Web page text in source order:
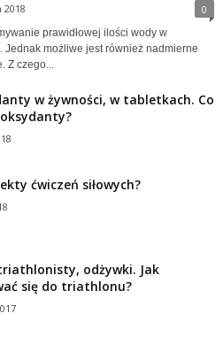
2018 0
prawidłowej ilości wody w
możliwe jest również nadmierne
Z czego...
w żywności, w tabletkach. Co
ćwiczeń siłowych?
odżywki. Jak
się do triathlonu?